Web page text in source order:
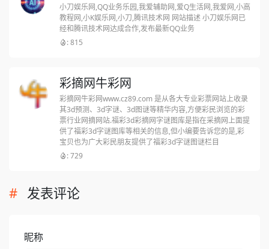
小刀娱乐网,QQ业务乐园,我爱辅助网,爱Q生活网,我爱网,小高
教程网,小K娱乐网,小刀,腾讯技术网 网站描述 小刀娱乐网已
经和腾讯技术网达成合作,发布最新QQ业务
: 815
彩摘网牛彩网
彩摘网牛彩网www.cz89.com 是从各大专业彩票网站上收录
其3d预测、3d字谜、3d图谜等精华内容,方便彩民浏览的彩
票行业网摘网站.福彩3d彩摘网字谜图库是指在采摘网上面提
供了福彩3d字谜图库等相关的信息,但小编要告诉您的是,彩
宝贝也为广大彩民朋友提供了福彩3d字谜图谜栏目
: 729
发表评论
昵称